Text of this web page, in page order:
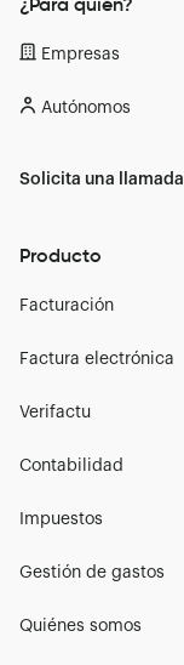
Empresas
Autónomos
Solicita una llamada
Producto
Facturación
Factura electrónica
Verifactu
Contabilidad
Impuestos
Gestión de gastos
Quiénes somos